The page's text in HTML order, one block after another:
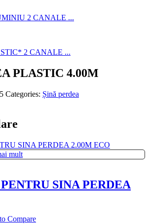
2 CANALE ...
2 CANALE ...
PLASTIC 4.00M
Categories: Șină perdea
mult
SINA PERDEA
Compare